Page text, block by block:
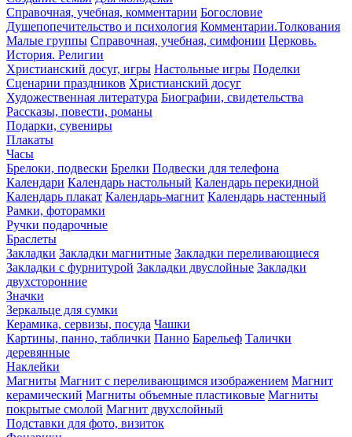
Справочная, учебная, комментарии Богословие
Душепопечительство и психология Комментарии.Толкования
Малые группы Справочная, учебная, симфонии Церковь.
История. Религии
Христианский досуг, игры Настольные игры Поделки
Сценарии праздников Христианский досуг
Художественная литература Биографии, свидетельства
Рассказы, повести, романы
Подарки, сувениры
Плакаты
Часы
Брелоки, подвески Брелки Подвески для телефона
Календари Календарь настольный Календарь перекидной
Календарь плакат Календарь-магнит Календарь настенный
Рамки, фоторамки
Ручки подарочные
Браслеты
Закладки Закладки магнитные Закладки переливающиеся
Закладки с фурнитурой Закладки двуслойные Закладки
двухсторонние
Значки
Зеркальце для сумки
Керамика, сервизы, посуда Чашки
Картины, панно, таблички Панно Барельеф Талички
деревянные
Наклейки
Магниты Магнит с переливающимся изображением Магнит
керамический Магниты объемные пластиковые Магниты
покрытые смолой Магнит двухслойный
Подставки для фото, визиток